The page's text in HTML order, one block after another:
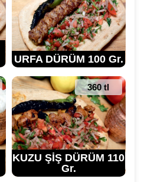
URFA DÜRÜM 100 Gr.
360 tl
KUZU ŞİŞ DÜRÜM 110
Gr.